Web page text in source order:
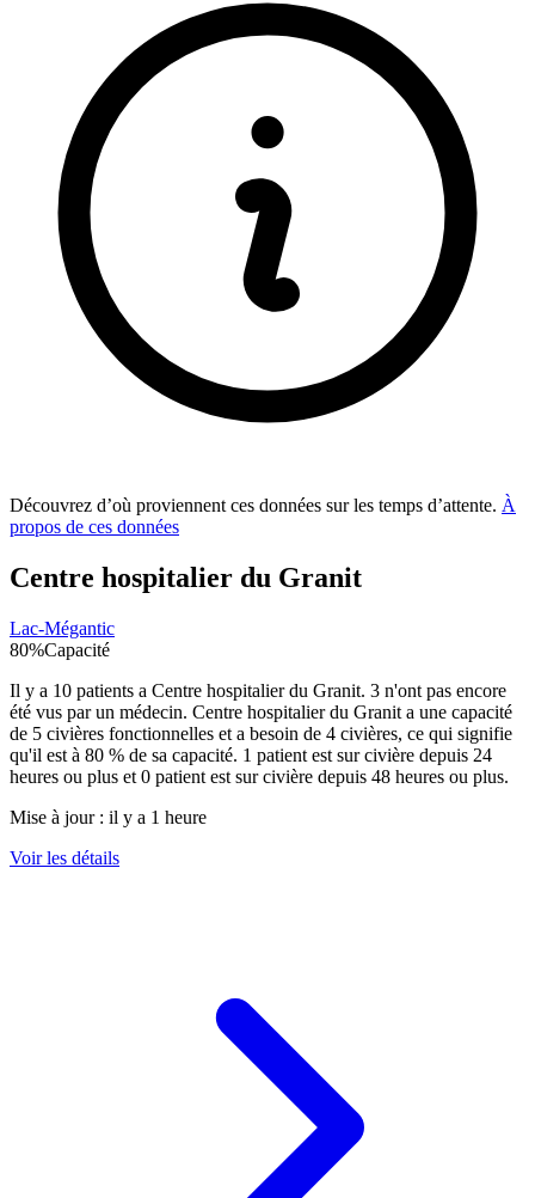
Découvrez d’où proviennent ces données sur les temps d’attente. À
propos de ces données
Centre hospitalier du Granit
Lac-Mégantic
80%Capacité
Il y a 10 patients a Centre hospitalier du Granit. 3 n'ont pas encore
été vus par un médecin. Centre hospitalier du Granit a une capacité
de 5 civières fonctionnelles et a besoin de 4 civières, ce qui signifie
qu'il est à 80 % de sa capacité. 1 patient est sur civière depuis 24
heures ou plus et 0 patient est sur civière depuis 48 heures ou plus.
Mise à jour : il y a 1 heure
Voir les détails